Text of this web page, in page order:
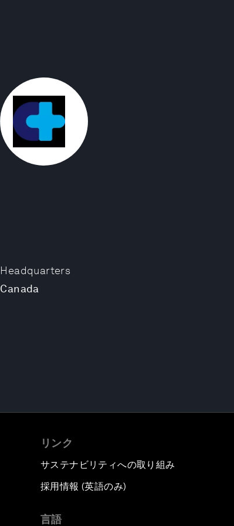
Headquarters
Canada
リンク
サステナビリティへの取り組み
採用情報 (英語のみ)
言語